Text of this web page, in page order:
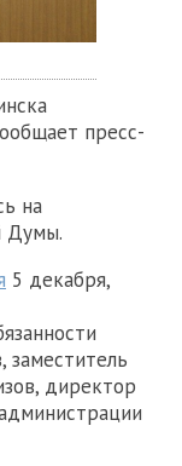
пресс-
на
Думы.
5 декабря,
директор